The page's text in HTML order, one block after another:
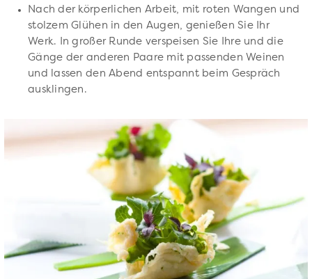
Nach der körperlichen Arbeit, mit roten Wangen und
stolzem Glühen in den Augen, genießen Sie Ihr
Werk. In großer Runde verspeisen Sie Ihre und die
Gänge der anderen Paare mit passenden Weinen
und lassen den Abend entspannt beim Gespräch
ausklingen.